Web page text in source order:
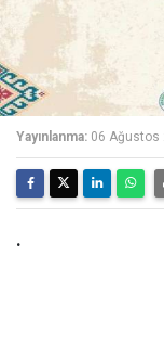
Yayınlanma: 06 Ağustos
.